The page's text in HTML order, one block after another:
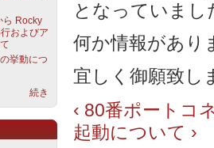
となっていま
何か情報があり
宜しく御願致し
‹ 80番ポートコ
起動について ›
ら Rocky
およびア
挙動につ
続き